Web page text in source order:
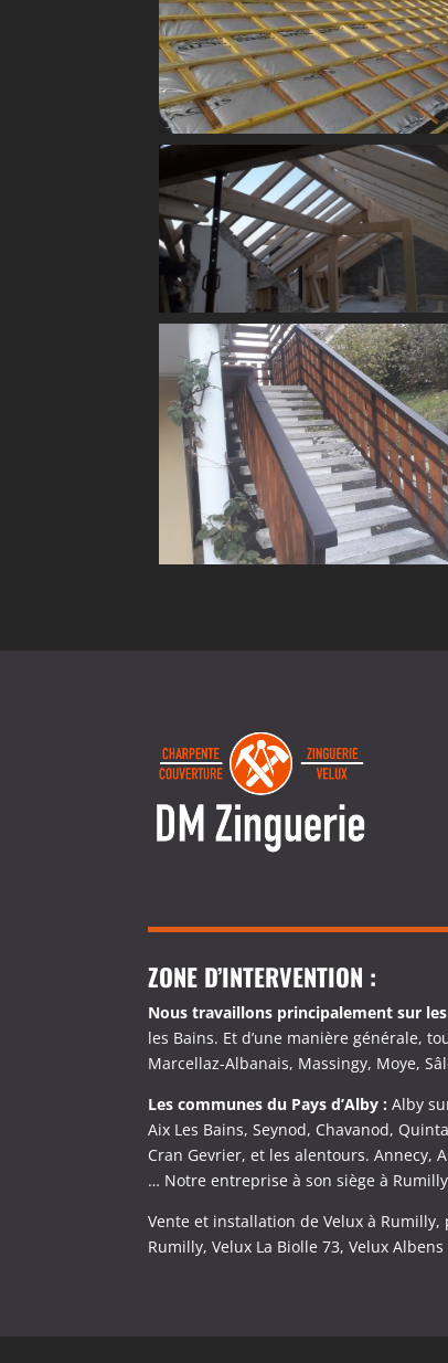
ZONE D’INTERVENTION :
Nous travaillons principalement sur les
les Bains. Et d’une manière générale,
Marcellaz-Albanais, Massingy, Moye,
Les communes du Pays d’Alby : Alby
Aix Les Bains, Seynod, Chavanod,
Cran Gevrier, et les alentours. Annecy,
… Notre entreprise à son siège à
Vente et installation de Velux à Rumilly,
Rumilly, Velux La Biolle 73, Velux